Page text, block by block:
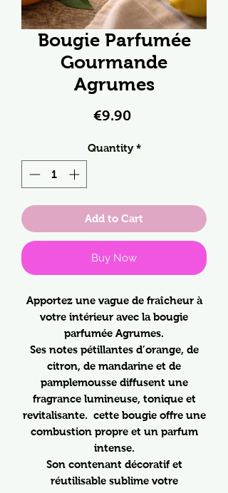
Bougie Parfumée
Gourmande
Agrumes
€9.90Price
Quantity *
Add to Cart
Buy Now
Apportez une vague de fraîcheur à
votre intérieur avec la bougie
parfumée Agrumes.
Ses notes pétillantes d’orange, de
citron, de mandarine et de
pamplemousse diffusent une
fragrance lumineuse, tonique et
revitalisante. cette bougie offre une
combustion propre et un parfum
intense.
Son contenant décoratif et
réutilisable sublime votre